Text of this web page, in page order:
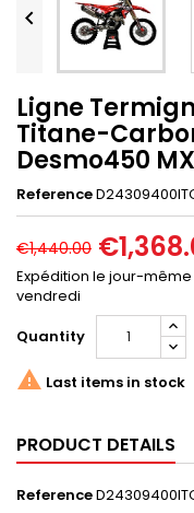

Ligne
Titane-
Desmo450 MX
Reference
€1,440.00
Expédition le jour-
vendredi
Quantity
 Last items in stock
PRODUCT DETAILS
Reference